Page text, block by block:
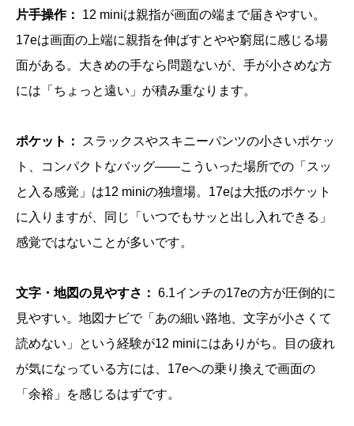
片手操作：
12 miniは親指が画面の端まで届きやすい。
17eは画面の上端に親指を伸ばすとやや窮屈に感じる場
面がある。大きめの手なら問題ないが、手が小さめな方
には「ちょっと遠い」が積み重なります。
ポケット：
スラックスやスキニーパンツの小さいポケッ
ト、コンパクトなバッグ——こういった場所での「スッ
と入る感覚」は12 miniの独壇場。17eは大抵のポケット
に入りますが、同じ「いつでもサッと出し入れできる」
感覚ではないことが多いです。
文字・地図の見やすさ： 6.1インチの17eの方が圧倒的に
見やすい。地図ナビで「あの細い路地、文字が小さくて
読めない」という経験が12 miniにはありがち。目の疲れ
が気になっている方には、17eへの乗り換えで画面の
「余裕」を感じるはずです。